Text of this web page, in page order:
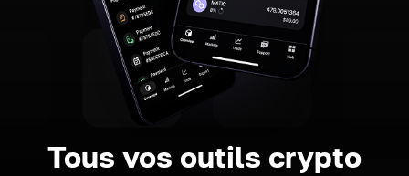
Tous vos outils crypto